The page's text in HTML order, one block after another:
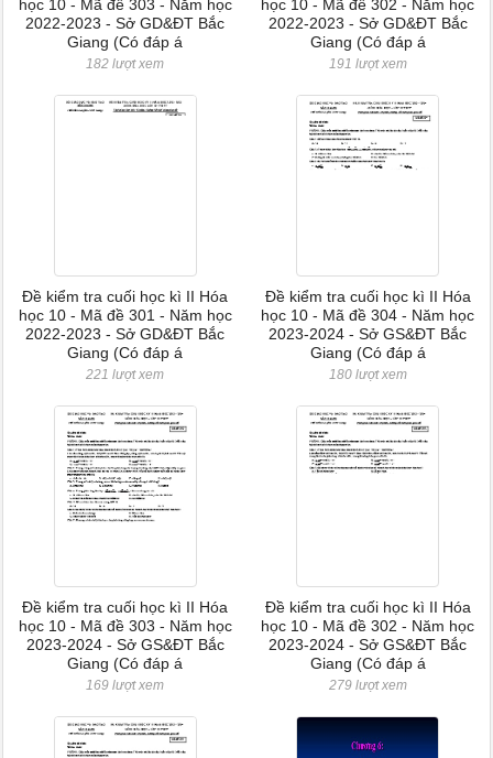
học 10 - Mã đề 303 - Năm học
2022-2023 - Sở GD&ĐT Bắc
Giang (Có đáp á
182 lượt xem
học 10 - Mã đề 302 - Năm học
2022-2023 - Sở GD&ĐT Bắc
Giang (Có đáp á
191 lượt xem
Đề kiểm tra cuối học kì II Hóa
học 10 - Mã đề 301 - Năm học
2022-2023 - Sở GD&ĐT Bắc
Giang (Có đáp á
221 lượt xem
Đề kiểm tra cuối học kì II Hóa
học 10 - Mã đề 304 - Năm học
2023-2024 - Sở GS&ĐT Bắc
Giang (Có đáp á
180 lượt xem
Đề kiểm tra cuối học kì II Hóa
học 10 - Mã đề 303 - Năm học
2023-2024 - Sở GS&ĐT Bắc
Giang (Có đáp á
169 lượt xem
Đề kiểm tra cuối học kì II Hóa
học 10 - Mã đề 302 - Năm học
2023-2024 - Sở GS&ĐT Bắc
Giang (Có đáp á
279 lượt xem